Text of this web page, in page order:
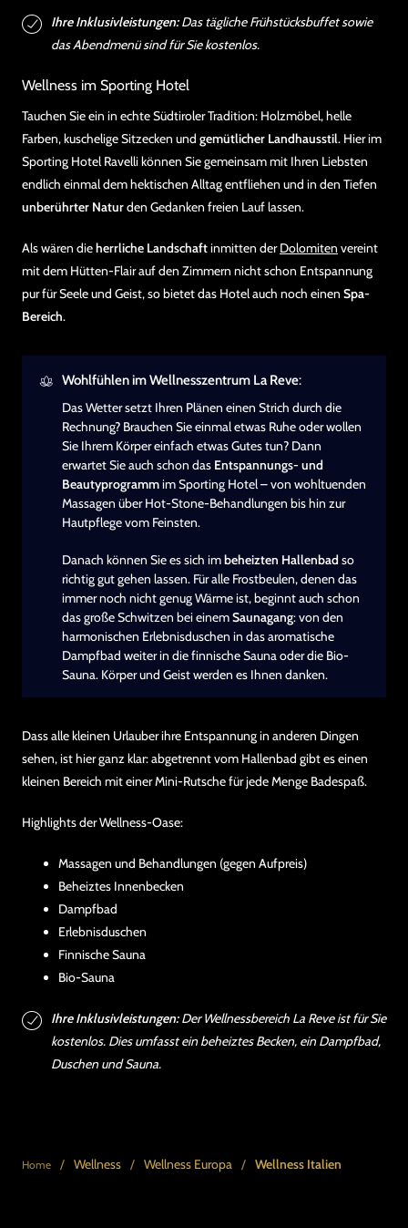
Ihre Inklusivleistungen:Das tägliche Frühstücksbuffet sowie
das Abendmenü sind für Sie kostenlos.
Wellness im Sporting Hotel
Tauchen Sie ein in echte Südtiroler Tradition: Holzmöbel, helle
Farben, kuschelige Sitzecken und gemütlicher Landhausstil. Hier im
Sporting Hotel Ravelli können Sie gemeinsam mit Ihren Liebsten
endlich einmal dem hektischen Alltag entfliehen und in den Tiefen
unberührter Naturden Gedanken freien Lauf lassen.
Als wären dieherrliche Landschaftinmitten derDolomiten vereint
mit dem Hütten-Flair auf den Zimmern nicht schon Entspannung
pur für Seele und Geist, so bietet das Hotel auch noch einen Spa-
Bereich.
Wohlfühlen im Wellnesszentrum La Reve:
Das Wetter setzt Ihren Plänen einen Strich durch die
Rechnung? Brauchen Sie einmal etwas Ruhe oder wollen
Sie Ihrem Körper einfach etwas Gutes tun? Dann
erwartet Sie auch schon das Entspannungs- und
Beautyprogrammim Sporting Hotel – von wohltuenden
Massagen über Hot-Stone-Behandlungen bis hin zur
Hautpflege vom Feinsten.
Danach können Sie es sich imbeheizten Hallenbad so
richtig gut gehen lassen. Für alle Frostbeulen, denen das
immer noch nicht genug Wärme ist, beginnt auch schon
das große Schwitzen bei einemSaunagang: von den
harmonischen Erlebnisduschen in das aromatische
Dampfbad weiter in die finnische Sauna oder die Bio-
Sauna. Körper und Geist werden es Ihnen danken.
Dass alle kleinen Urlauber ihre Entspannung in anderen Dingen
sehen, ist hier ganz klar: abgetrennt vom Hallenbad gibt es einen
kleinen Bereich mit einer Mini-Rutsche für jede Menge Badespaß.
Highlights der Wellness-Oase:
Massagen und Behandlungen (gegen Aufpreis)
Beheiztes Innenbecken
Dampfbad
Erlebnisduschen
Finnische Sauna
Bio-Sauna
Ihre Inklusivleistungen:Der Wellnessbereich La Reve ist für Sie
kostenlos. Dies umfasst ein beheiztes Becken, ein Dampfbad,
Duschen und Sauna.
Home / Wellness / Wellness Europa / Wellness Italien